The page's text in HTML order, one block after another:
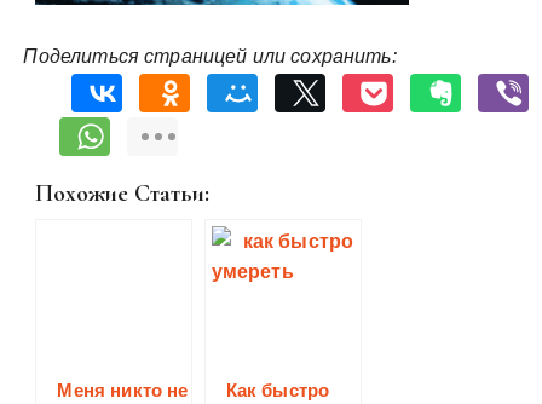
Поделиться страницей или сохранить:
Похожие Статьи:
Меня никто не
Как быстро